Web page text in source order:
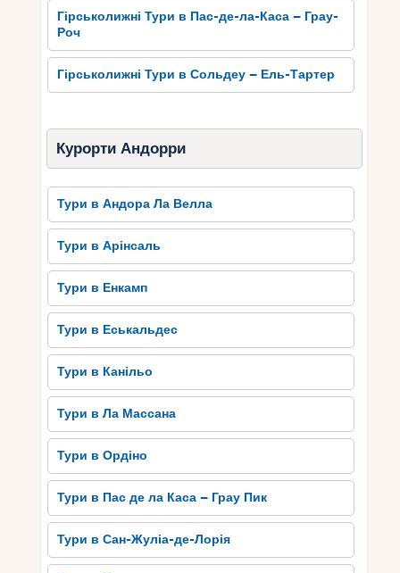
Гірськолижні Тури в Пас-де-ла-Каса – Грау-
Роч
Гірськолижні Тури в Сольдеу – Ель-Тартер
Курорти Андорри
Тури в Андора Ла Велла
Тури в Арінсаль
Тури в Енкамп
Тури в Еськальдес
Тури в Канільо
Тури в Ла Массана
Тури в Ордіно
Тури в Пас де ла Каса – Грау Пик
Тури в Сан-Жуліа-де-Лорія